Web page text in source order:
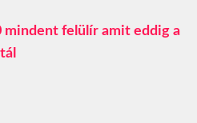
mindent felülír amit eddig a